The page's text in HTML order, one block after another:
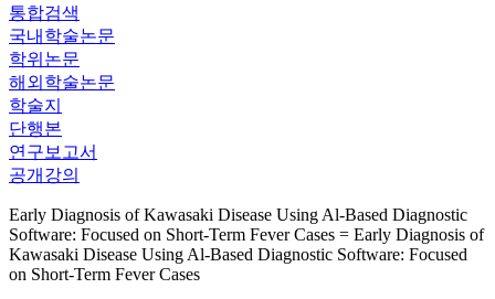
통합검색
국내학술논문
학위논문
해외학술논문
학술지
단행본
연구보고서
공개강의
Early Diagnosis of Kawasaki Disease Using Al-Based Diagnostic
Software: Focused on Short-Term Fever Cases = Early Diagnosis of
Kawasaki Disease Using Al-Based Diagnostic Software: Focused
on Short-Term Fever Cases